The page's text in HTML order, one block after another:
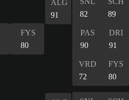
FYS
80
ALG
91
82
89
PAS
90
DRI
91
VRD
72
FYS
80